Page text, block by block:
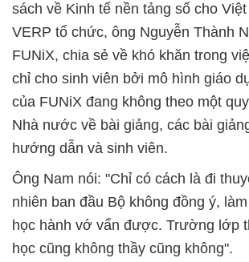
sách về Kinh tế nền tảng số cho
VERP tổ chức, ông Nguyễn Thành
FUNiX, chia sẻ về khó khăn trong
chỉ cho sinh viên bởi mô hình giáo
của FUNiX đang không theo một
Nhà nước về bài giảng, các bài
hướng dẫn và sinh viên.
Ông Nam nói: "Chỉ có cách là đi
nhiên ban đầu Bộ không đồng ý,
học hành vớ vẩn được. Trường lớp
học cũng không thầy cũng không".